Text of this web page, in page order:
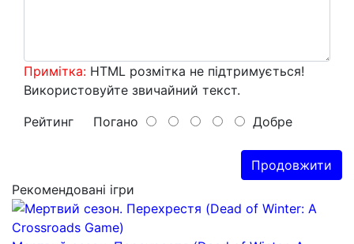
Примітка: HTML розмітка не підтримується!
Використовуйте звичайний текст.
Рейтинг Погано Добре
Продовжити
Рекомендовані ігри